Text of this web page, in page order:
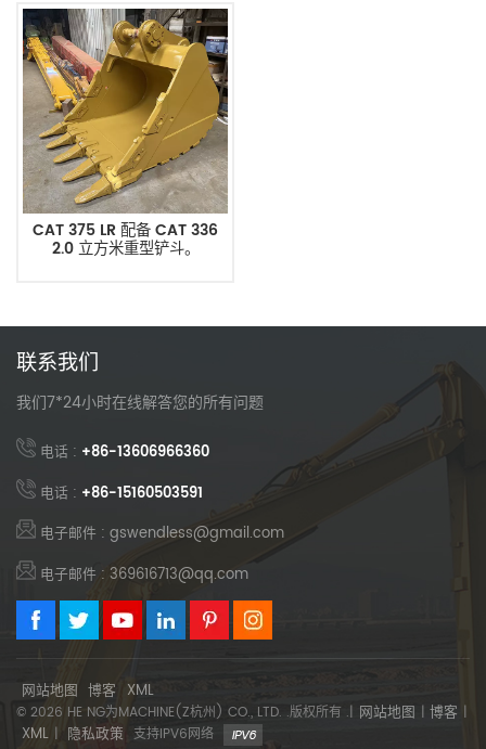
CAT 375 LR 配备 CAT 336
2.0 立方米重型铲斗。
联系我们
我们7*24小时在线解答您的所有问题
电话 : +86-13606966360
电话 : +86-15160503591
电子邮件 : gswendless@gmail.com
电子邮件 : 369616713@qq.com
网站地图 博客 XML
© 2026 HE NG为MACHINE(Z杭州) CO., LTD. .版权所有 .| 网站地图 | 博客 |
XML | 隐私政策 支持IPV6网络